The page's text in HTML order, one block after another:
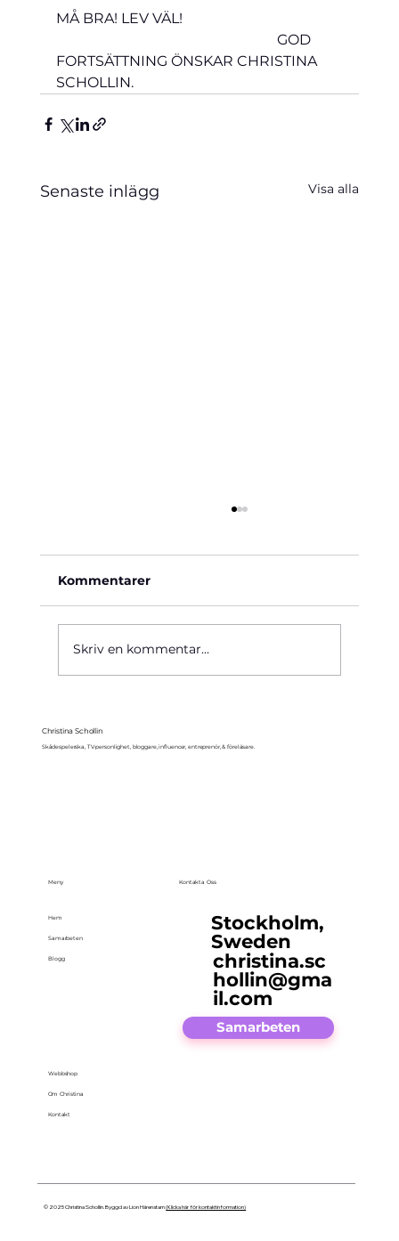
MÅ BRA! LEV VÄL!
GOD
FORTSÄTTNING ÖNSKAR CHRISTINA
SCHOLLIN.
Senaste inlägg Visa alla
Kommentarer
Skriv en kommentar...
Christina Schollin
Skådespelerska, TV-personlighet, bloggare, influencer, entreprenör, & föreläsare.
Meny
Hem
Samarbeten
Blogg
Webbshop
Om Christina
Kontakt
Kontakta Oss
Stockholm,
Sweden
christina.sc
hollin@gma
il.com
Samarbeten
© 2025 Christina Schollin. Byggd av Lion Härenstam(Klicka här för kontaktinformation)